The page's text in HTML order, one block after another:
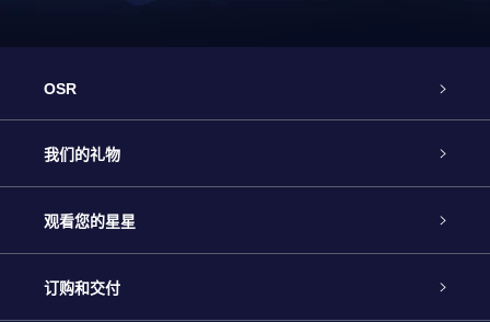
OSR
客户服务
联系我们
博客
我们的礼物
Online Star礼物
OSR 礼物包
观看您的星星
Online Star Register
订购和交付